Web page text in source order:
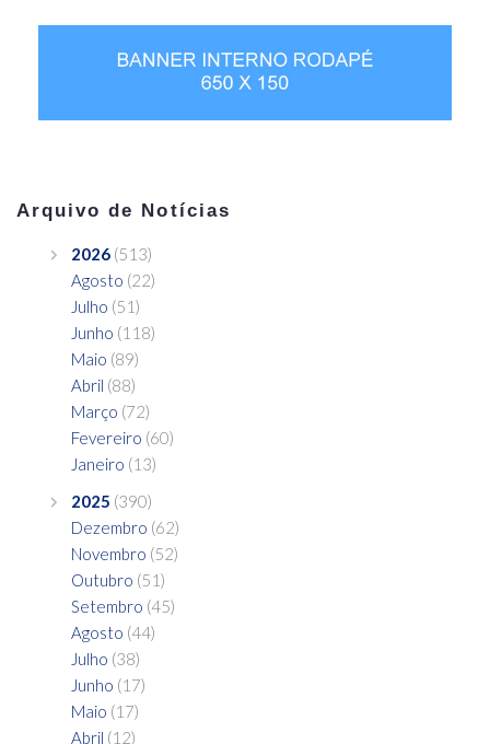
Arquivo de Notícias
2026 (513)
Agosto (22)
Julho (51)
Junho (118)
Maio (89)
Abril (88)
Março (72)
Fevereiro (60)
Janeiro (13)
2025 (390)
Dezembro (62)
Novembro (52)
Outubro (51)
Setembro (45)
Agosto (44)
Julho (38)
Junho (17)
Maio (17)
Abril (12)